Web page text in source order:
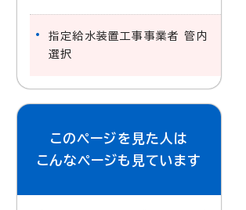
指定給水装置工事事業者 管内
選択
このページを見た人は
こんなページも見ています